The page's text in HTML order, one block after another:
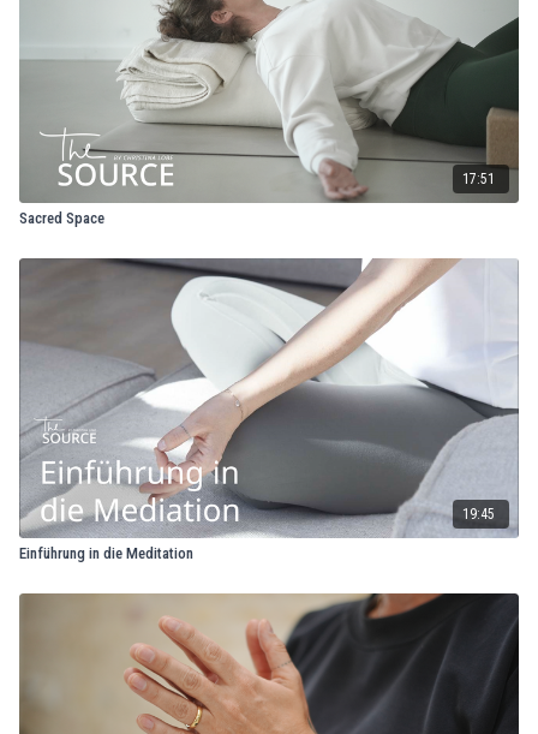
17:51
Sacred Space
19:45
Einführung in die Meditation